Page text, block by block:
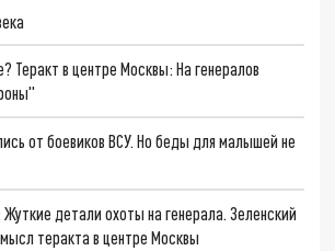
Теракт в центре Москвы: На генералов
от боевиков ВСУ. Но беды для малышей не
детали охоты на генерала. Зеленский
теракта в центре Москвы